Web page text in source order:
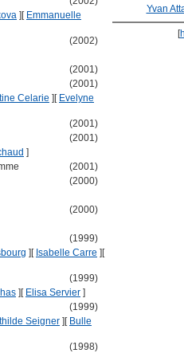
] [ Emmanuelle
(2002)
(2001)
(2001)
Celarie ] [ Evelyne
(2001)
(2001)
]
(2001)
(2000)
(2000)
(1999)
] [ Isabelle Carre ] [
(1999)
] [ Elisa Servier ]
(1999)
Seigner ] [ Bulle
(1998)
Yvan
[